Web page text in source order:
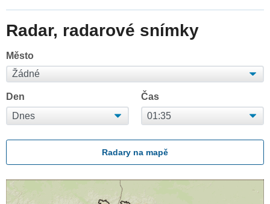
Radar, radarové snímky
Město
Den Čas
Radary na mapě